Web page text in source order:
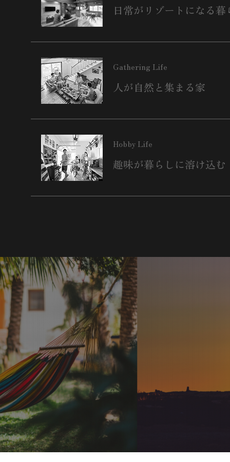
日常がリゾートになる暮
Gathering Life
人が自然と集まる家
Hobby Life
趣味が暮らしに溶け込む